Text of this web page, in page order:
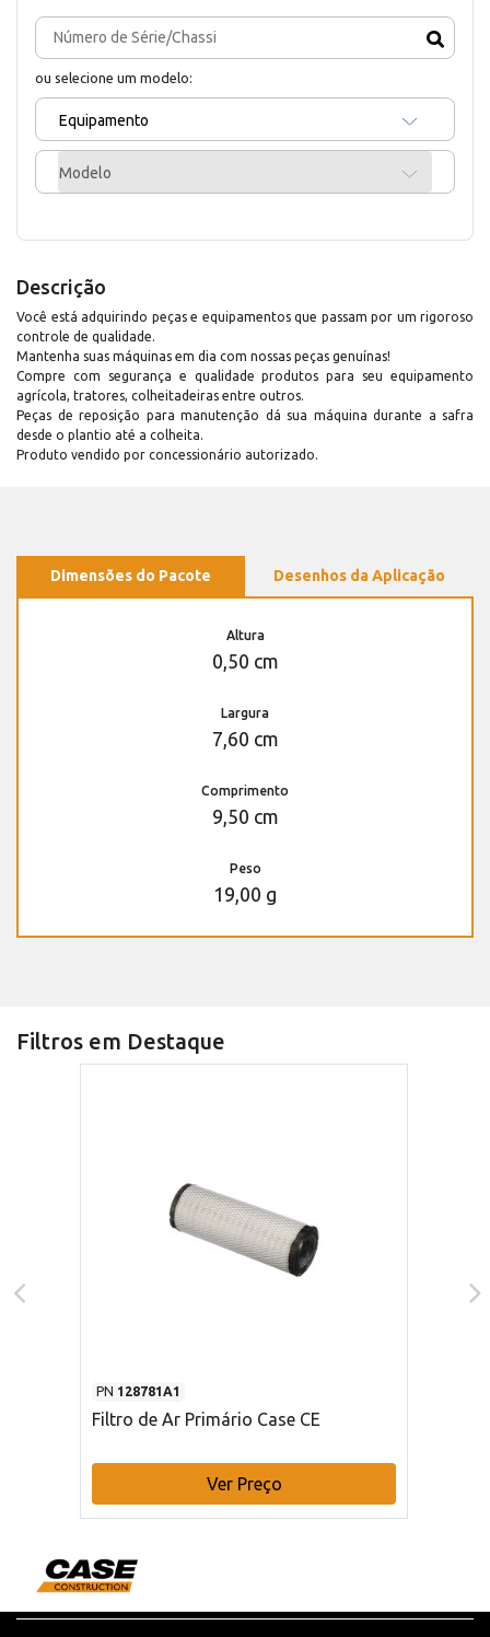
ou selecione um modelo:
Equipamento
Modelo
Descrição
Você está adquirindo peças e equipamentos que passam por um rigoroso
controle de qualidade.
Mantenha suas máquinas em dia com nossas peças genuínas!
Compre com segurança e qualidade produtos para seu equipamento
agrícola, tratores, colheitadeiras entre outros.
Peças de reposição para manutenção dá sua máquina durante a safra
desde o plantio até a colheita.
Produto vendido por concessionário autorizado.
Dimensões do Pacote Desenhos da Aplicação
Altura
0,50 cm
Largura
7,60 cm
Comprimento
9,50 cm
Peso
19,00 g
Filtros em Destaque
PN 128781A1
Filtro de Ar Primário Case CE
Ver Preço